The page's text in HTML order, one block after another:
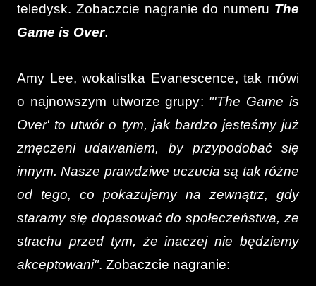
teledysk. Zobaczcie nagranie do numeru The
Game is Over.
Amy Lee, wokalistka Evanescence, tak mówi
o najnowszym utworze grupy: "'The Game is
Over' to utwór o tym, jak bardzo jesteśmy już
zmęczeni udawaniem, by przypodobać się
innym. Nasze prawdziwe uczucia są tak różne
od tego, co pokazujemy na zewnątrz, gdy
staramy się dopasować do społeczeństwa, ze
strachu przed tym, że inaczej nie będziemy
akceptowani". Zobaczcie nagranie: